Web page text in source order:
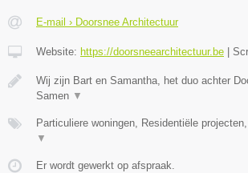
E-mail › Doorsnee Architectuur
Website: https://doorsneearchitectuur.be
Wij zijn Bart en Samantha, het duo achter
Samen ▼
Particuliere woningen, Residentiële
▼
Er wordt gewerkt op afspraak.